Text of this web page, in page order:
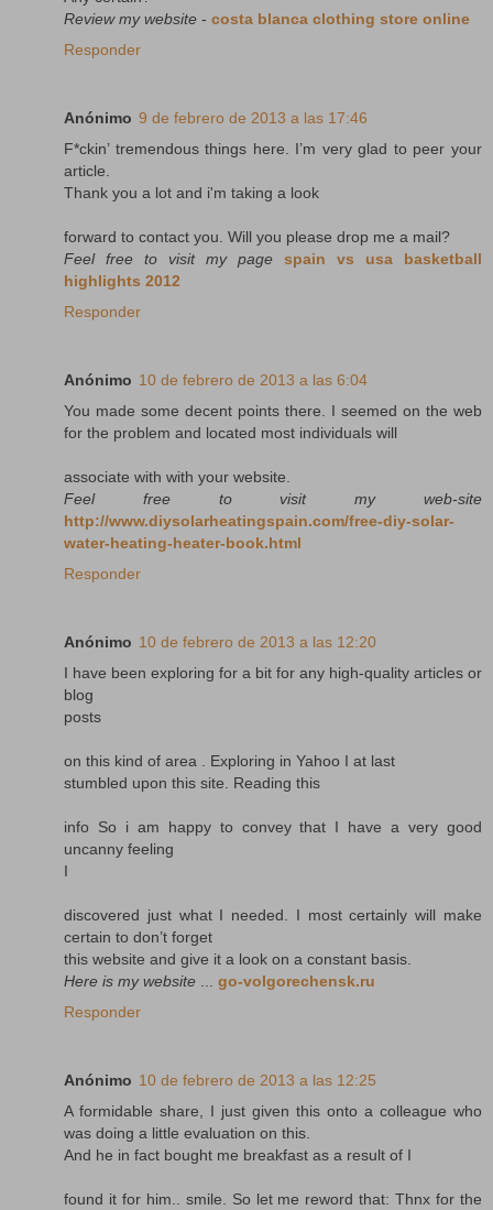
Review my website - costa blanca clothing store online
Responder
Anónimo 9 de febrero de 2013 a las 17:46
F*ckin’ tremendous things here. I’m very glad to peer your
article.
Thank you a lot and i'm taking a look
forward to contact you. Will you please drop me a mail?
Feel free to visit my page
spain vs usa basketball
highlights 2012
Responder
Anónimo 10 de febrero de 2013 a las 6:04
You made some decent points there. I seemed on the web
for the problem and located most individuals will
associate with with your website.
Feel free to visit my web-site
http://www.diysolarheatingspain.com/free-diy-solar-
water-heating-heater-book.html
Responder
Anónimo 10 de febrero de 2013 a las 12:20
I have been exploring for a bit for any high-quality articles or
blog
posts
on this kind of area . Exploring in Yahoo I at last
stumbled upon this site. Reading this
info So i am happy to convey that I have a very good
uncanny feeling
I
discovered just what I needed. I most certainly will make
certain to don’t forget
this website and give it a look on a constant basis.
Here is my website ... go-volgorechensk.ru
Responder
Anónimo 10 de febrero de 2013 a las 12:25
A formidable share, I just given this onto a colleague who
was doing a little evaluation on this.
And he in fact bought me breakfast as a result of I
found it for him.. smile. So let me reword that: Thnx for the